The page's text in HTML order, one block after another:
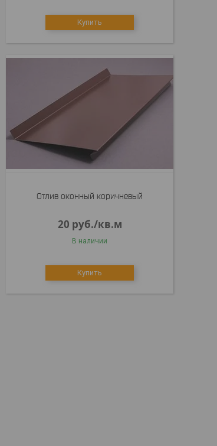
Купить
Отлив оконный коричневый
20 руб./кв.м
В наличии
Купить